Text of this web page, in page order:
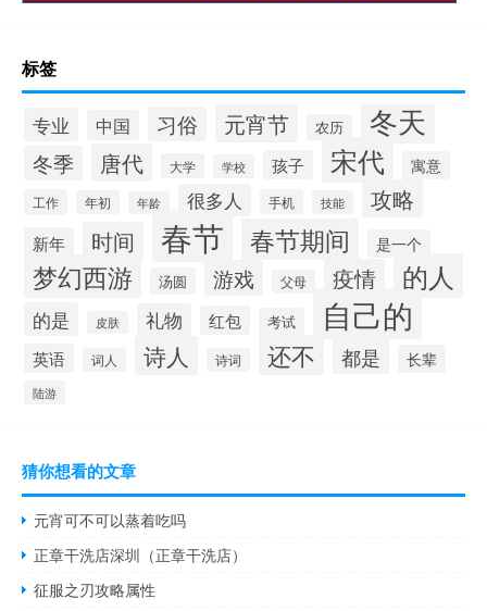
标签
专业 中国 习俗 元宵节 农历 冬天
冬季 唐代 大学 学校 孩子 宋代 寓意
工作 年初 年龄 很多人 手机 技能 攻略
新年 时间 春节 春节期间 是一个
梦幻西游 汤圆 游戏 父母 疫情 的人
的是 皮肤 礼物 红包 考试 自己的
英语 词人 诗人 诗词 还不 都是 长辈
陆游
猜你想看的文章
元宵可不可以蒸着吃吗
正章干洗店深圳（正章干洗店）
征服之刃攻略属性